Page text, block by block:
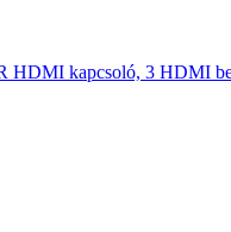
HDMI kapcsoló, 3 HDMI